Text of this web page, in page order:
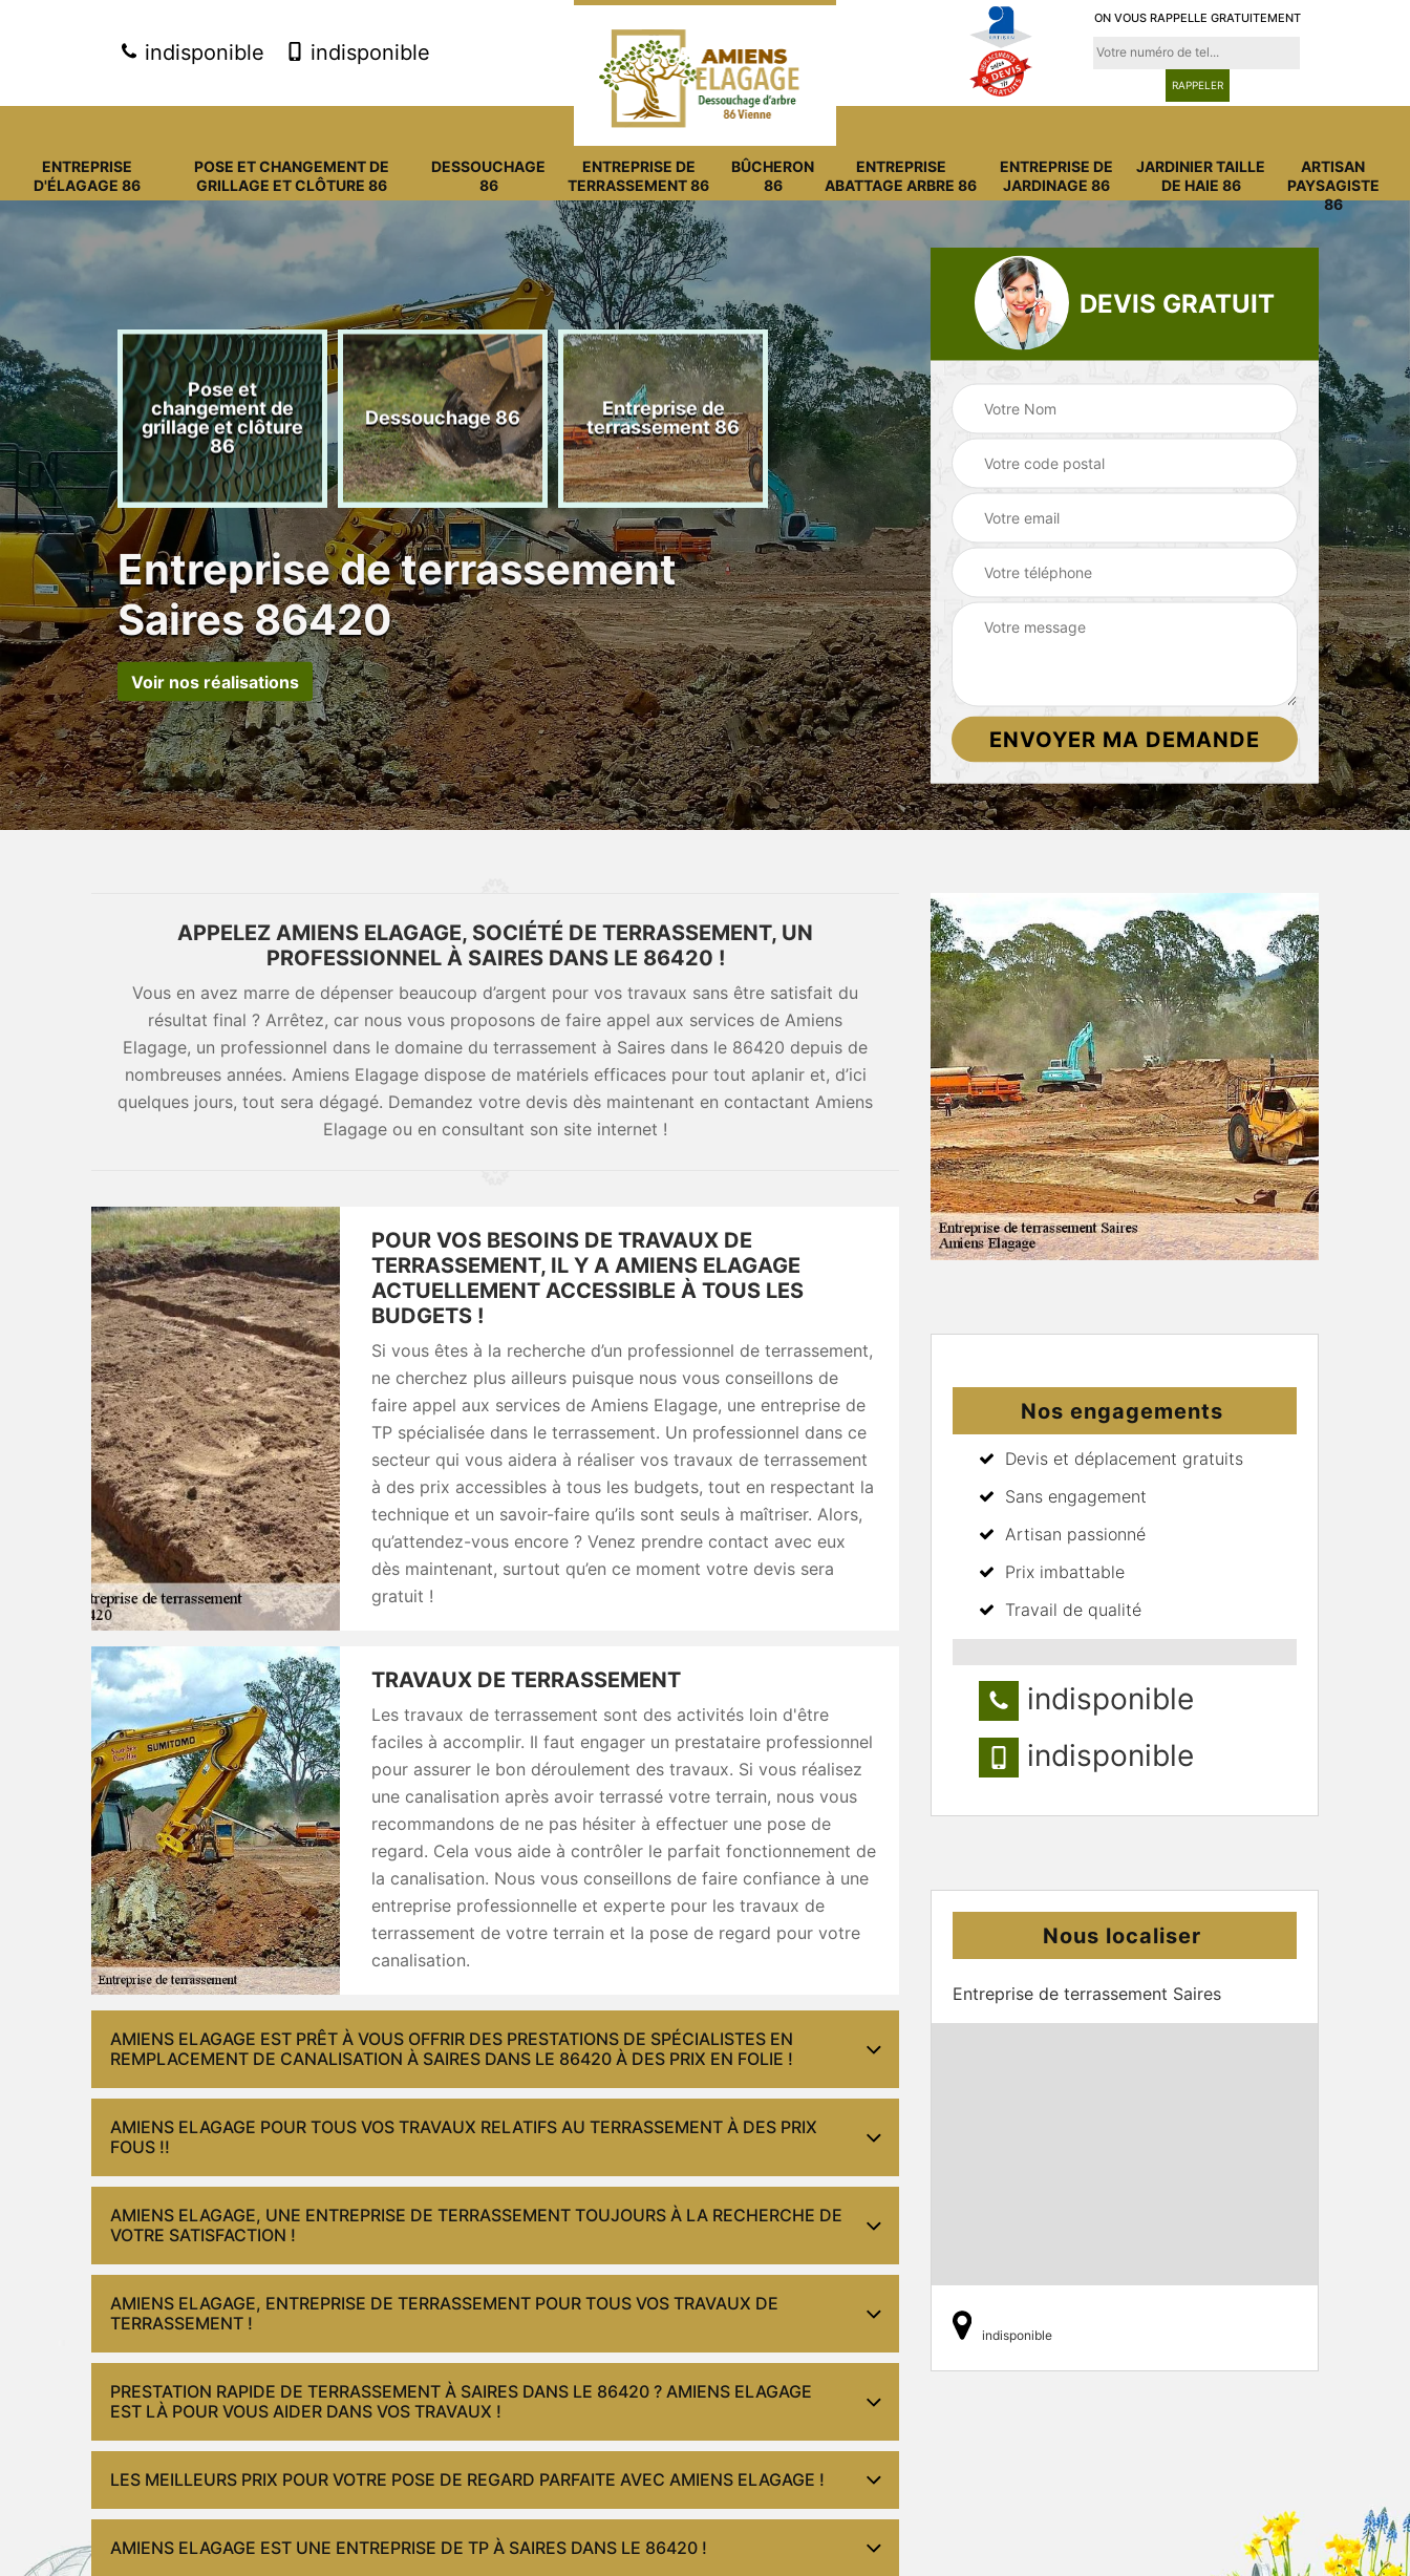
indisponible indisponible
ON VOUS RAPPELLE GRATUITEMENT
ENTREPRISE
D'ÉLAGAGE 86
POSE ET CHANGEMENT DE
GRILLAGE ET CLÔTURE 86
DESSOUCHAGE
86
ENTREPRISE DE
TERRASSEMENT 86
BÛCHERON
86
ENTREPRISE
ABATTAGE ARBRE 86
ENTREPRISE DE
JARDINAGE 86
JARDINIER TAILLE
DE HAIE 86
ARTISAN
PAYSAGISTE
86
86
Pose et
changement de
grillage et clôture
86
Dessouchage 86
Entreprise de
terrassement 86
Bûcheron 86
Entreprise de
jardinage 86
Entreprise de terrassement
Saires 86420
Voir nos réalisations
DEVIS GRATUIT
APPELEZ AMIENS ELAGAGE, SOCIÉTÉ DE TERRASSEMENT, UN
PROFESSIONNEL À SAIRES DANS LE 86420 !
Vous en avez marre de dépenser beaucoup d’argent pour vos travaux sans être satisfait du
résultat final ? Arrêtez, car nous vous proposons de faire appel aux services de Amiens
Elagage, un professionnel dans le domaine du terrassement à Saires dans le 86420 depuis de
nombreuses années. Amiens Elagage dispose de matériels efficaces pour tout aplanir et, d’ici
quelques jours, tout sera dégagé. Demandez votre devis dès maintenant en contactant Amiens
Elagage ou en consultant son site internet !
POUR VOS BESOINS DE TRAVAUX DE
TERRASSEMENT, IL Y A AMIENS ELAGAGE
ACTUELLEMENT ACCESSIBLE À TOUS LES
BUDGETS !
Si vous êtes à la recherche d’un professionnel de terrassement,
ne cherchez plus ailleurs puisque nous vous conseillons de
faire appel aux services de Amiens Elagage, une entreprise de
TP spécialisée dans le terrassement. Un professionnel dans ce
secteur qui vous aidera à réaliser vos travaux de terrassement
à des prix accessibles à tous les budgets, tout en respectant la
technique et un savoir-faire qu’ils sont seuls à maîtriser. Alors,
qu’attendez-vous encore ? Venez prendre contact avec eux
dès maintenant, surtout qu’en ce moment votre devis sera
gratuit !
TRAVAUX DE TERRASSEMENT
Les travaux de terrassement sont des activités loin d'être
faciles à accomplir. Il faut engager un prestataire professionnel
pour assurer le bon déroulement des travaux. Si vous réalisez
une canalisation après avoir terrassé votre terrain, nous vous
recommandons de ne pas hésiter à effectuer une pose de
regard. Cela vous aide à contrôler le parfait fonctionnement de
la canalisation. Nous vous conseillons de faire confiance à une
entreprise professionnelle et experte pour les travaux de
terrassement de votre terrain et la pose de regard pour votre
canalisation.
AMIENS ELAGAGE EST PRÊT À VOUS OFFRIR DES PRESTATIONS DE SPÉCIALISTES EN
REMPLACEMENT DE CANALISATION À SAIRES DANS LE 86420 À DES PRIX EN FOLIE !
AMIENS ELAGAGE POUR TOUS VOS TRAVAUX RELATIFS AU TERRASSEMENT À DES PRIX
FOUS !!
AMIENS ELAGAGE, UNE ENTREPRISE DE TERRASSEMENT TOUJOURS À LA RECHERCHE DE
VOTRE SATISFACTION !
AMIENS ELAGAGE, ENTREPRISE DE TERRASSEMENT POUR TOUS VOS TRAVAUX DE
TERRASSEMENT !
PRESTATION RAPIDE DE TERRASSEMENT À SAIRES DANS LE 86420 ? AMIENS ELAGAGE
EST LÀ POUR VOUS AIDER DANS VOS TRAVAUX !
LES MEILLEURS PRIX POUR VOTRE POSE DE REGARD PARFAITE AVEC AMIENS ELAGAGE !
AMIENS ELAGAGE EST UNE ENTREPRISE DE TP À SAIRES DANS LE 86420 !
Nos engagements
Devis et déplacement gratuits
Sans engagement
Artisan passionné
Prix imbattable
Travail de qualité
indisponible
indisponible
Nous localiser
Entreprise de terrassement Saires
indisponible